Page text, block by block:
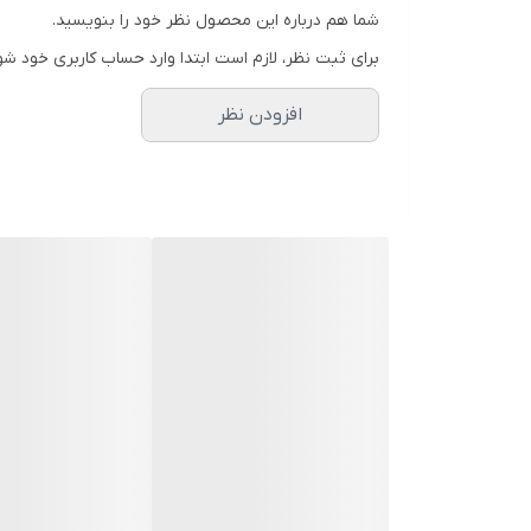
شما هم درباره این محصول نظر خود را بنویسید.
برای ثبت نظر، لازم است ابتدا وارد حساب کاربری خود
افزودن نظر